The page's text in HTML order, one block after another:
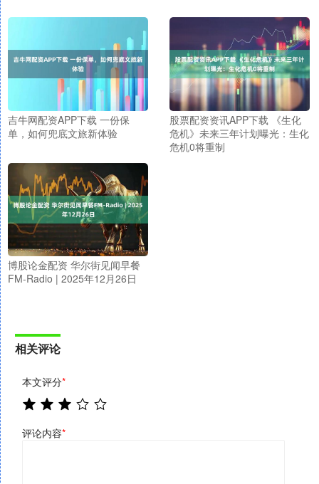
吉牛网配资APP下载 一份保
单，如何兜底文旅新体验
股票配资资讯APP下载 《生化
危机》未来三年计划曝光：生化
危机0将重制
博股论金配资 华尔街见闻早餐
FM-Radio | 2025年12月26日
相关评论
本文评分*
评论内容*